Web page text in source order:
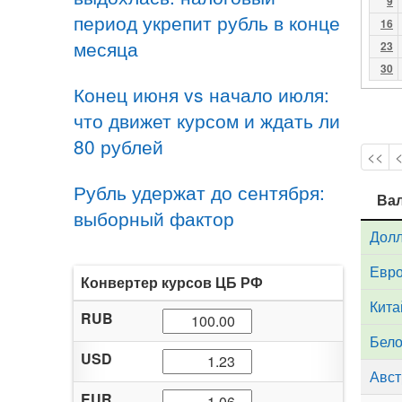
период укрепит рубль в конце
месяца
Конец июня vs начало июля:
что движет курсом и ждать ли
80 рублей
Рубль удержат до сентября:
выборный фактор
Конвертер курсов ЦБ РФ
RUB
USD
16
23
30
<< <